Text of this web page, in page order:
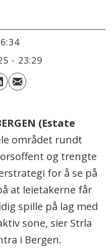
- 23:29
(Estate
området rundt
og trengte
for å se på
at leietakerne får
spille på lag med
sone, sier Strla
i Bergen.